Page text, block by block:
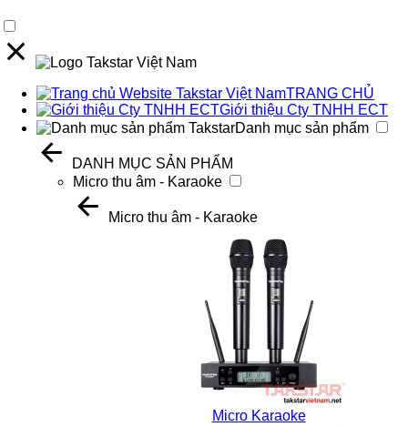
TRANG CHỦ
Giới thiệu Cty TNHH ECT
Danh mục sản phẩm
DANH MỤC SẢN PHẨM
Micro thu âm - Karaoke
Micro thu âm - Karaoke
Micro Karaoke